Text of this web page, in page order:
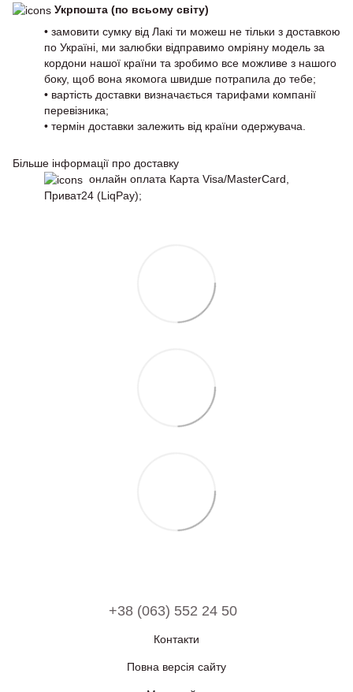
Укрпошта (по всьому світу)
• замовити сумку від Лакі ти можеш не тільки з доставкою
по Україні, ми залюбки відправимо омріяну модель за
кордони нашої країни та зробимо все можливе з нашого
боку, щоб вона якомога швидше потрапила до тебе;
• вартість доставки визначається тарифами компанії
перевізника;
• термін доставки залежить від країни одержувача.
Більше інформації про доставку
онлайн оплата Карта Visa/MasterCard,
Приват24 (LiqPay);
+38 (063) 552 24 50
Контакти
Повна версія сайту